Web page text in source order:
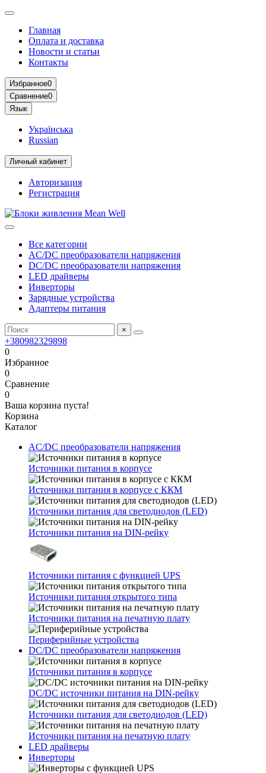
Главная
Оплата и доставка
Новости и статьи
Контакты
Избранное0
Сравнение0
Язык
Українська
Russian
Личный кабинет
Авторизация
Регистрация
Все категории
AC/DC преобразователи напряжения
DC/DC преобразователи напряжения
LED драйверы
Инверторы
Зарядные устройства
Адаптеры питания
×
+380982329898
0
Избранное
0
Сравнение
0
Ваша корзина пуста!
Корзина
Каталог
AC/DC преобразователи напряжения
Источники питания в корпусе
Источники питания в корпусе с ККМ
Источники питания для светодиодов (LED)
Источники питания на DIN-рейку
Источники питания с функцией UPS
Источники питания открытого типа
Источники питания на печатную плату
Периферийные устройства
DC/DC преобразователи напряжения
Источники питания в корпусе
DC/DC источники питания на DIN-рейку
Источники питания для светодиодов (LED)
Источники питания на печатную плату
LED драйверы
Инверторы